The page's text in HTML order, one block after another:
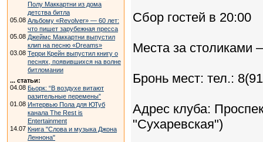
Полу Маккартни из дома
детства битла
05.08 Альбому «Revolver» — 60 лет:
что пишет зарубежная пресса
05.08 Джеймс Маккартни выпустил
клип на песню «Dreams»
03.08 Терри Крейн выпустил книгу о
песнях, появившихся на волне
битломании
... статьи:
04.08 Бьорк: “В воздухе витают
разительные перемены”
01.08 Интервью Пола для ЮТуб
канала The Rest is
Entertainment
14.07 Книга "Слова и музыка Джона
Леннона"
Сбор гостей в 20:00
Места за столиками
Бронь мест: тел.:
Адрес клуба:
"Сухаревская")